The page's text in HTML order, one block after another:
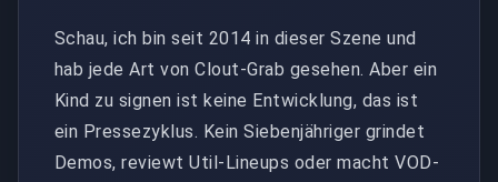
Schau, ich bin seit 2014 in dieser Szene und
hab jede Art von Clout-Grab gesehen. Aber ein
Kind zu signen ist keine Entwicklung, das ist
ein Pressezyklus. Kein Siebenjähriger grindet
Demos, reviewt Util-Lineups oder macht VOD-